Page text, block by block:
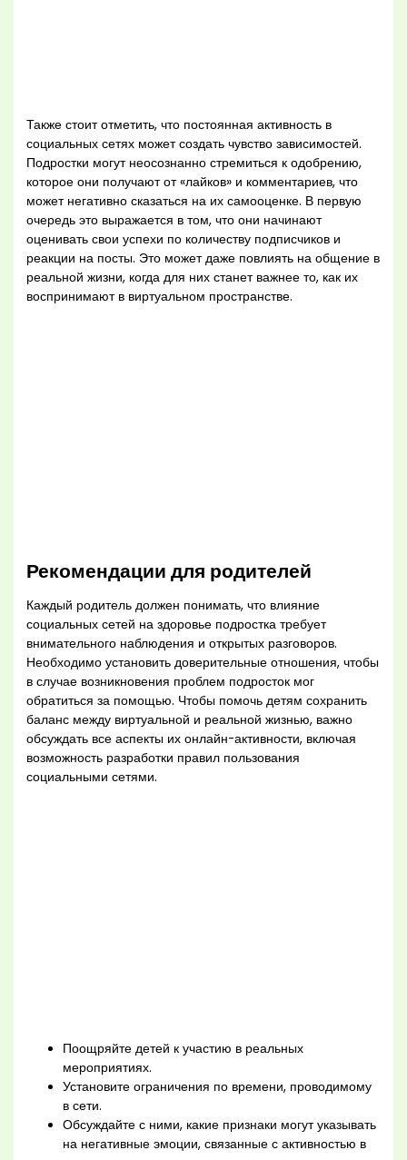
Также стоит отметить, что постоянная активность в
социальных сетях может создать чувство зависимостей.
Подростки могут неосознанно стремиться к одобрению,
которое они получают от «лайков» и комментариев, что
может негативно сказаться на их самооценке. В первую
очередь это выражается в том, что они начинают
оценивать свои успехи по количеству подписчиков и
реакции на посты. Это может даже повлиять на общение в
реальной жизни, когда для них станет важнее то, как их
воспринимают в виртуальном пространстве.
Рекомендации для родителей
Каждый родитель должен понимать, что влияние
социальных сетей на здоровье подростка требует
внимательного наблюдения и открытых разговоров.
Необходимо установить доверительные отношения, чтобы
в случае возникновения проблем подросток мог
обратиться за помощью. Чтобы помочь детям сохранить
баланс между виртуальной и реальной жизнью, важно
обсуждать все аспекты их онлайн-активности, включая
возможность разработки правил пользования
социальными сетями.
Поощряйте детей к участию в реальных
мероприятиях.
Установите ограничения по времени, проводимому
в сети.
Обсуждайте с ними, какие признаки могут указывать
на негативные эмоции, связанные с активностью в